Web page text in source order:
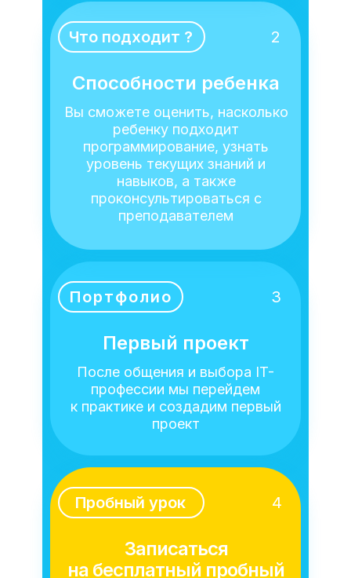
После общения и выбора IT-
профессии мы перейдем
к практике и создадим первый
проект
Вы сможете оценить, насколько
ребенку подходит
программирование, узнать
уровень текущих знаний и
навыков, а также
проконсультироваться с
преподавателем
Пробный урок
Портфолио
Что подходит ?
Первый проект
Способности ребенка
Записаться
на бесплатный пробный
3
2
4